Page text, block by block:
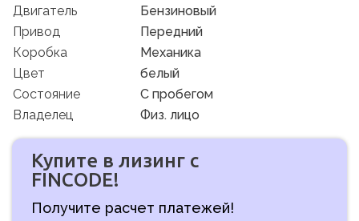
Двигатель
Бензиновый
Привод
Передний
Коробка
Механика
Цвет
белый
Состояние
C пробегом
Владелец
Физ. лицо
Купите в лизинг с
FINCODE!
Получите расчет платежей!